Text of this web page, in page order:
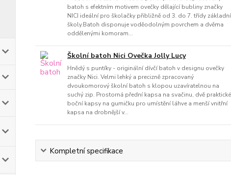
batoh s efektním motivem ovečky dělající bubliny značky
NICI ideální pro školačky přibližně od 3. do 7. třídy základní
školy.Batoh disponuje voděodolným povrchem a dvěma
oddělenými komoram...
Školní batoh Nici Ovečka Jolly Lucy
Hnědý s puntíky - originální dívčí batoh v designu ovečky
značky Nici. Velmi lehký a precizně zpracovaný
dvoukomorový školní batoh s klopou uzavíratelnou na
suchý zip. Prostorná přední kapsa na svačinu, dvě praktické
boční kapsy na gumičku pro umístění láhve a menší vnitřní
kapsa na drobnější v...
Kompletní specifikace